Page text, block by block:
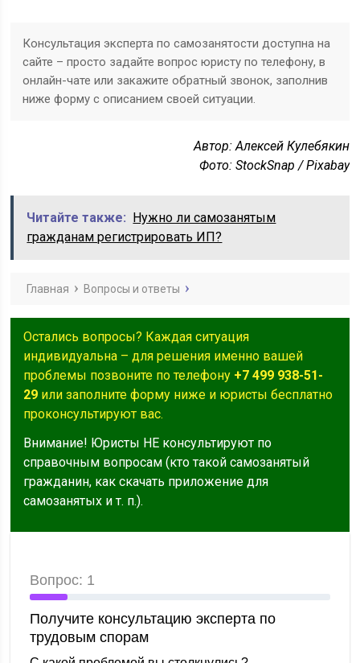
Консультация эксперта по самозанятости доступна на
сайте – просто задайте вопрос юристу по телефону, в
онлайн-чате или закажите обратный звонок, заполнив
ниже форму с описанием своей ситуации.
Автор: Алексей Кулебякин
Фото: StockSnap / Pixabay
Читайте также: Нужно ли самозанятым
гражданам регистрировать ИП?
Главная Вопросы и ответы
Остались вопросы? Каждая ситуация
индивидуальна – для решения именно вашей
проблемы позвоните по телефону +7 499 938-51-
29 или заполните форму ниже и юристы бесплатно
проконсультируют вас.
Внимание! Юристы НЕ консультируют по
справочным вопросам (кто такой самозанятый
гражданин, как скачать приложение для
самозанятых и т. п.).